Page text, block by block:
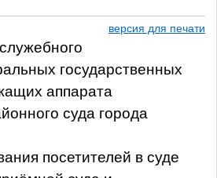
версия для печати
государственных
аппарата
суда города
посетителей в суде